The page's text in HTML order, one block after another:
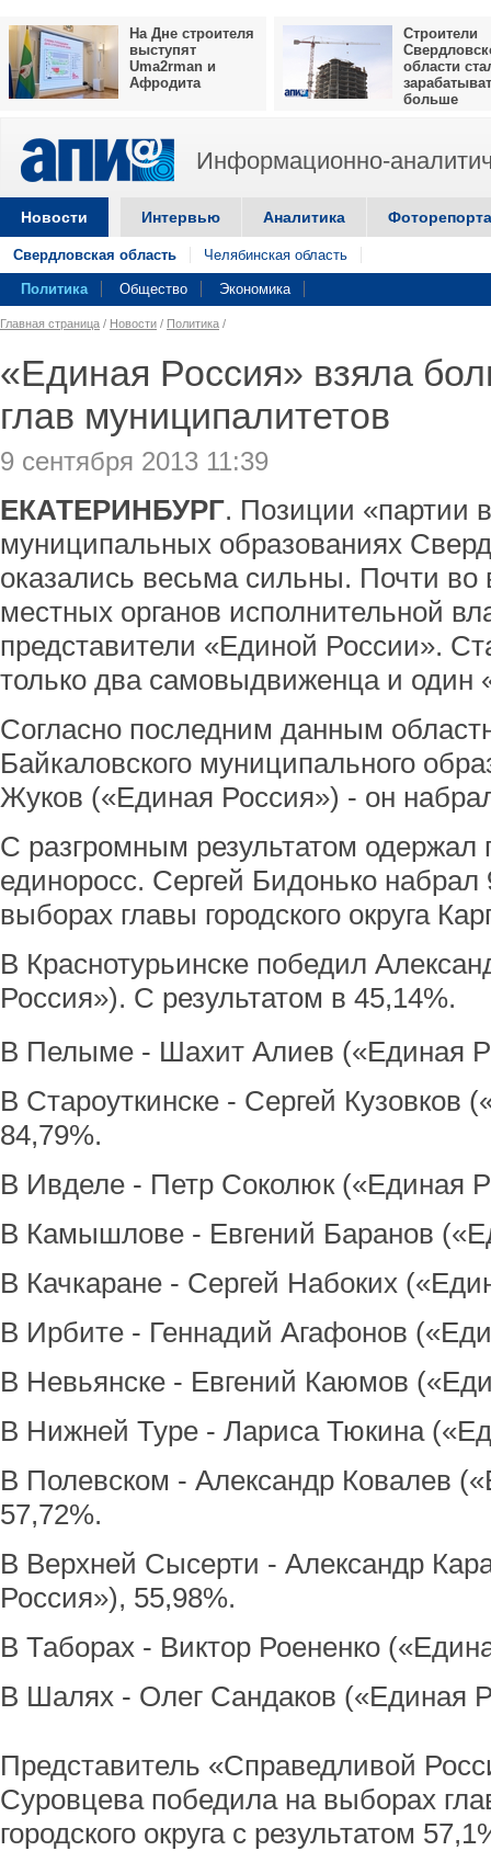
На Дне строителя
выступят
Uma2rman и
Афродита
Строители
области
больше
Информационно-
Новости Интервью Аналитика
Свердловская область Челябинская область
Политика Общество Экономика
Главная страница / Новости / Политика /
«Единая Россия» взяла
глав муниципалитетов
9 сентября 2013 11:39
ЕКАТЕРИНБУРГ. Позиции «партии
муниципальных образованиях
оказались весьма сильны. Почти во
местных органов исполнительной
представители «Единой России».
только два самовыдвиженца и один
Согласно последним данным
Байкаловского муниципального
Жуков («Единая Россия») - он
С разгромным результатом одержал
единоросс. Сергей Бидонько набрал
выборах главы городского округа
В Краснотурьинске победил
Россия»). С результатом в 45,14%.
В Пелыме - Шахит Алиев («Единая
В Староуткинске - Сергей Кузовков
84,79%.
В Ивделе - Петр Соколюк («Единая
В Камышлове - Евгений Баранов
В Качкаране - Сергей Набоких
В Ирбите - Геннадий Агафонов
В Невьянске - Евгений Каюмов
В Нижней Туре - Лариса Тюкина
В Полевском - Александр Ковалев
57,72%.
В Верхней Сысерти - Александр
Россия»), 55,98%.
В Таборах - Виктор Роененко
В Шалях - Олег Сандаков («Единая
Представитель «Справедливой
Суровцева победила на выборах
городского округа с результатом